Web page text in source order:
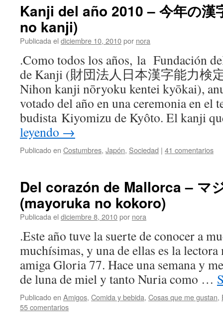
Kanji del año 2010 – 今年の漢
no kanji)
Publicada el diciembre 10, 2010por nora
.Como todos los años, la Fundación
de Kanji (財団法人日本漢字能力検
Nihon kanji nōryoku kentei kyōkai),
votado del año en una ceremonia en el
budista Kiyomizu de Kyôto. El kanji
leyendo →
Publicado en Costumbres, Japón, Sociedad | 41 comentarios
Del corazón de Mallorca – マ
(mayoruka no kokoro)
Publicada el diciembre 8, 2010por nora
.Este año tuve la suerte de conocer a
muchísimas, y una de ellas es la
amiga Gloria 77. Hace una semana y
de luna de miel y tanto Nuria como …
Publicado en Amigos, Comida y bebida, Cosas que me gustan,
55 comentarios